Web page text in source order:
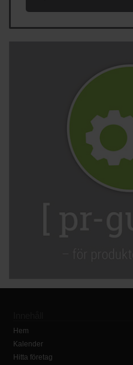
Hem
Kalender
Hitta företag